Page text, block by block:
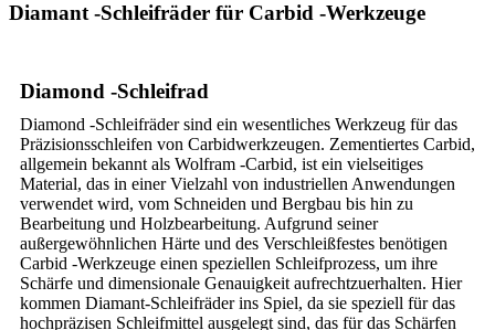
Diamant -Schleifräder für Carbid -Werkzeuge
Diamond -Schleifrad
Diamond -Schleifräder sind ein wesentliches Werkzeug für das
Präzisionsschleifen von Carbidwerkzeugen. Zementiertes Carbid,
allgemein bekannt als Wolfram -Carbid, ist ein vielseitiges
Material, das in einer Vielzahl von industriellen Anwendungen
verwendet wird, vom Schneiden und Bergbau bis hin zu
Bearbeitung und Holzbearbeitung. Aufgrund seiner
außergewöhnlichen Härte und des Verschleißfestes benötigen
Carbid -Werkzeuge einen speziellen Schleifprozess, um ihre
Schärfe und dimensionale Genauigkeit aufrechtzuerhalten. Hier
kommen Diamant-Schleifräder ins Spiel, da sie speziell für das
hochpräzisen Schleifmittel ausgelegt sind, das für das Schärfen